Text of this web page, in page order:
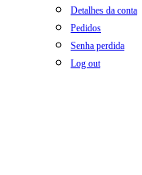
Detalhes da conta
Pedidos
Senha perdida
Log out